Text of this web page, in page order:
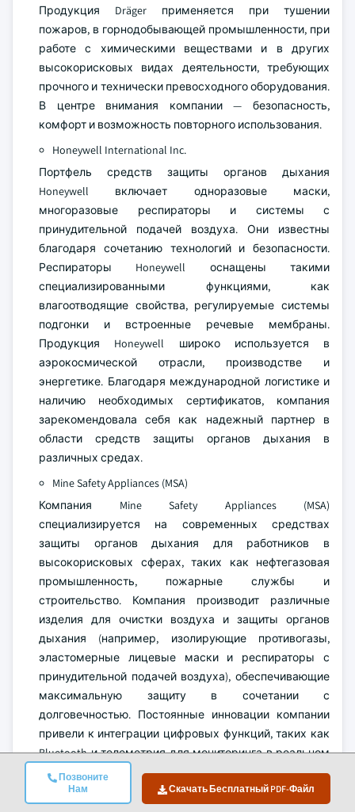
Позвоните
Нам
Скачать Бесплатный PDF-Файл
Продукция Dräger применяется при тушении
пожаров, в горнодобывающей промышленности, при
работе с химическими веществами и в других
высокорисковых видах деятельности, требующих
прочного и технически превосходного оборудования.
В центре внимания компании — безопасность,
комфорт и возможность повторного использования.
Honeywell International Inc.
Портфель средств защиты органов дыхания
Honeywell включает одноразовые маски,
многоразовые респираторы и системы с
принудительной подачей воздуха. Они известны
благодаря сочетанию технологий и безопасности.
Респираторы Honeywell оснащены такими
специализированными функциями, как
влагоотводящие свойства, регулируемые системы
подгонки и встроенные речевые мембраны.
Продукция Honeywell широко используется в
аэрокосмической отрасли, производстве и
энергетике. Благодаря международной логистике и
наличию необходимых сертификатов, компания
зарекомендовала себя как надежный партнер в
области средств защиты органов дыхания в
различных средах.
Mine Safety Appliances (MSA)
Компания Mine Safety Appliances (MSA)
специализируется на современных средствах
защиты органов дыхания для работников в
высокорисковых сферах, таких как нефтегазовая
промышленность, пожарные службы и
строительство. Компания производит различные
изделия для очистки воздуха и защиты органов
дыхания (например, изолирующие противогазы,
эластомерные лицевые маски и респираторы с
принудительной подачей воздуха), обеспечивающие
максимальную защиту в сочетании с
долговечностью. Постоянные инновации компании
привели к интеграции цифровых функций, таких как
Bluetooth и телеметрия для мониторинга в реальном
времени, при этом сохраняя прочный, комфортный и
соответствующий нормативным требованиям